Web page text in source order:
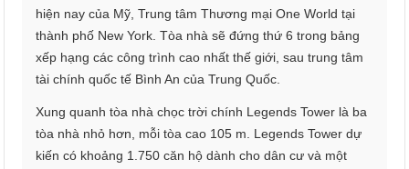
hiện nay của Mỹ, Trung tâm Thương mại One World tại
thành phố New York. Tòa nhà sẽ đứng thứ 6 trong bảng
xếp hạng các công trình cao nhất thế giới, sau trung tâm
tài chính quốc tế Bình An của Trung Quốc.
Xung quanh tòa nhà chọc trời chính Legends Tower là ba
tòa nhà nhỏ hơn, mỗi tòa cao 105 m. Legends Tower dự
kiến có khoảng 1.750 căn hộ dành cho dân cư và một